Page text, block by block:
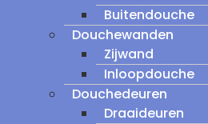
Buitendouche
Douchewanden
Zijwand
Inloopdouche
Douchedeuren
Draaideuren